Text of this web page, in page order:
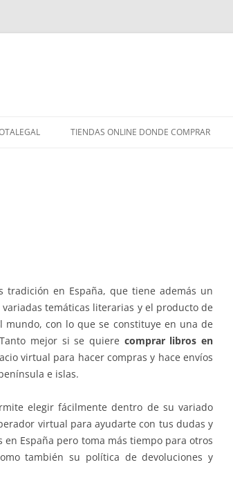
TIENDAS ONLINE DONDE COMPRAR
en España, que tiene además un
temáticas literarias y el producto de
con lo que se constituye en una de
Tanto mejor si se quiere comprar libros en
virtual para hacer compras y hace envíos
e islas.
elegir fácilmente dentro de su variado
virtual para ayudarte con tus dudas y
España pero toma más tiempo para otros
también su política de devoluciones y